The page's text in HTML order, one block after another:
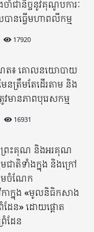
ចាំជានិច្ចនូវគុណូបការៈ
បានធ្វើមហាពលីកម្ម
17920
ែត៖ គោលនយោបាយ
នត្រឹមតែដើរតាម និង
វមានភាពបុរេសកម្ម
16931
ព្រះគុណ និងអរគុណ
ាតិទាំងក្នុង​ និងក្រៅ
មចំណែក
ាក្នុង «មូលនិធិកសាង
រំដែន» ដោយផ្ដោត
រំដែន